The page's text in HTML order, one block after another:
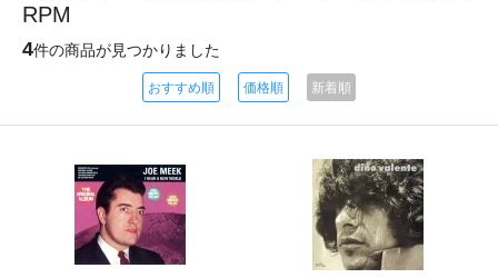
RPM
4件の商品が見つかりました
おすすめ順 価格順 新着順